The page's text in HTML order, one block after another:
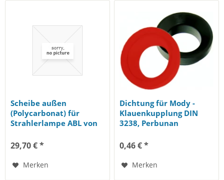
Scheibe außen
(Polycarbonat) für
Strahlerlampe ABL von
29,70 € *
Merken
Dichtung für Mody -
Klauenkupplung DIN
3238, Perbunan
0,46 € *
Merken